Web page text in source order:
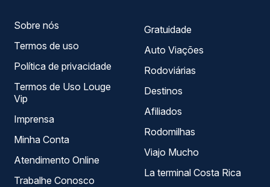
Sobre nós
Termos de uso
Política de privacidade
Termos de Uso Louge
Vip
Imprensa
Minha Conta
Atendimento Online
Trabalhe Conosco
Gratuidade
Auto Viações
Rodoviárias
Destinos
Afiliados
Rodomilhas
Viajo Mucho
La terminal Costa Rica